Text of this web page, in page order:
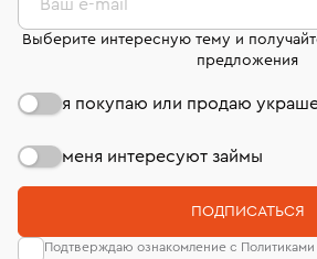
Ваш e-mail
Выберите интересную тему и
предложения
я покупаю или продаю
меня интересуют займы
ПОДПИСАТЬСЯ
Подтверждаю ознакомление с Политиками